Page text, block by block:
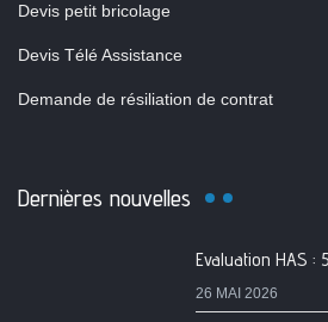
Devis petit bricolage
Devis Télé Assistance
Demande de résiliation de contrat
Dernières nouvelles
26 MAI 2026